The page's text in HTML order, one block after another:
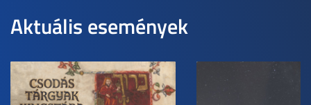
Aktuális események